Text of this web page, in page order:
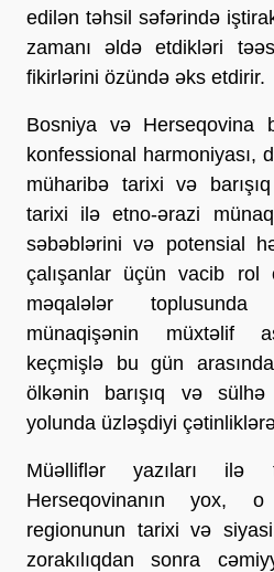
edilən təhsil səfərində
zamanı əldə etdikləri
fikirlərini özündə əks etdirir.
Bosniya və Herseqovina
konfessional harmoniyası,
müharibə tarixi və
tarixi ilə etno-ərazi
səbəblərini və potensial
çalışanlar üçün vacib rol
məqalələr toplusunda
münaqişənin müxtəlif
keçmişlə bu gün
ölkənin barışıq və
yolunda üzləşdiyi
Müəlliflər yazıları
Herseqovinanın yox,
regionunun tarixi və
zorakılıqdan sonra